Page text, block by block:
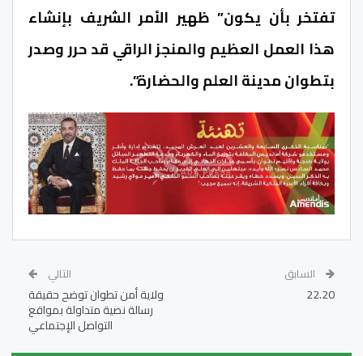
تفتخر بأن يكون” ظهير الأمر الشريف بإنشاء
هذا العمل العظيم والمنجز الراقي قد حرر وصدر
بتطوان مدينة العلم والحضارة”.
السابق
22.20
التالي
ولاية أمن تطوان توضح حقيقة
رسالة نصية متداولة بمواقع
التواصل الإجتماعي